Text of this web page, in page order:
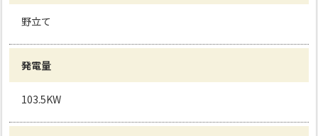
野立て
発電量
103.5KW